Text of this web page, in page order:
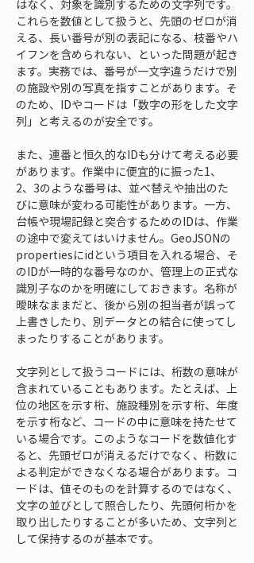
はなく、対象を識別するための文字列です。
これらを数値として扱うと、先頭のゼロが消
える、長い番号が別の表記になる、枝番やハ
イフンを含められない、といった問題が起き
ます。実務では、番号が一文字違うだけで別
の施設や別の写真を指すことがあります。そ
のため、IDやコードは「数字の形をした文字
列」と考えるのが安全です。
また、連番と恒久的なIDも分けて考える必要
があります。作業中に便宜的に振った1、
2、3のような番号は、並べ替えや抽出のた
びに意味が変わる可能性があります。一方、
台帳や現場記録と突合するためのIDは、作業
の途中で変えてはいけません。GeoJSONの
propertiesにidという項目を入れる場合、そ
のIDが一時的な番号なのか、管理上の正式な
識別子なのかを明確にしておきます。名称が
曖昧なままだと、後から別の担当者が誤って
上書きしたり、別データとの結合に使ってし
まったりすることがあります。
文字列として扱うコードには、桁数の意味が
含まれていることもあります。たとえば、上
位の地区を示す桁、施設種別を示す桁、年度
を示す桁など、コードの中に意味を持たせて
いる場合です。このようなコードを数値化す
ると、先頭ゼロが消えるだけでなく、桁数に
よる判定ができなくなる場合があります。コ
ードは、値そのものを計算するのではなく、
文字の並びとして照合したり、先頭何桁かを
取り出したりすることが多いため、文字列と
して保持するのが基本です。